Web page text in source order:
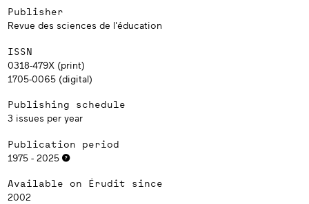
Publisher
Revue des sciences de l'éducation
ISSN
0318-479X (print)
1705-0065 (digital)
Publishing schedule
3 issues per year
Publication period
1975 - 2025
Available on Érudit since
2002